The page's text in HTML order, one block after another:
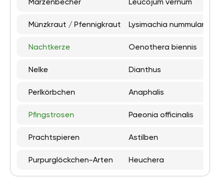
Münzkraut / Pfennigkraut Lysimachia nummularia)
Nachtkerze Oenothera biennis
Nelke Dianthus
Perlkörbchen Anaphalis
Pfingstrosen Paeonia officinalis
Prachtspieren Astilben
Purpurglöckchen-Arten Heuchera